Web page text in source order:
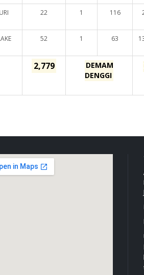
22 1 116
52 1 63
2,779
DEMAM
DENGGI